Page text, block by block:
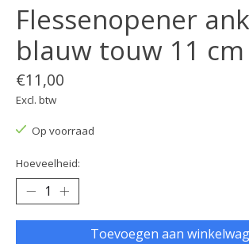
Flessenopener
blauw touw 11 cm
€11,00
Excl. btw
Op voorraad
Hoeveelheid:
Toevoegen aan